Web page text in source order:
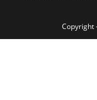
Copyright